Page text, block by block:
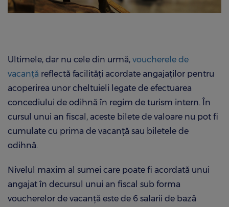
Ultimele, dar nu cele din urmă, voucherele de
vacanţă reflectă facilităţi acordate angajaţilor pentru
acoperirea unor cheltuieli legate de efectuarea
concediului de odihnă în regim de turism intern. În
cursul unui an fiscal, aceste bilete de valoare nu pot fi
cumulate cu prima de vacanţă sau biletele de
odihnă.
Nivelul maxim al sumei care poate fi acordată unui
angajat în decursul unui an fiscal sub forma
voucherelor de vacanţă este de 6 salarii de bază